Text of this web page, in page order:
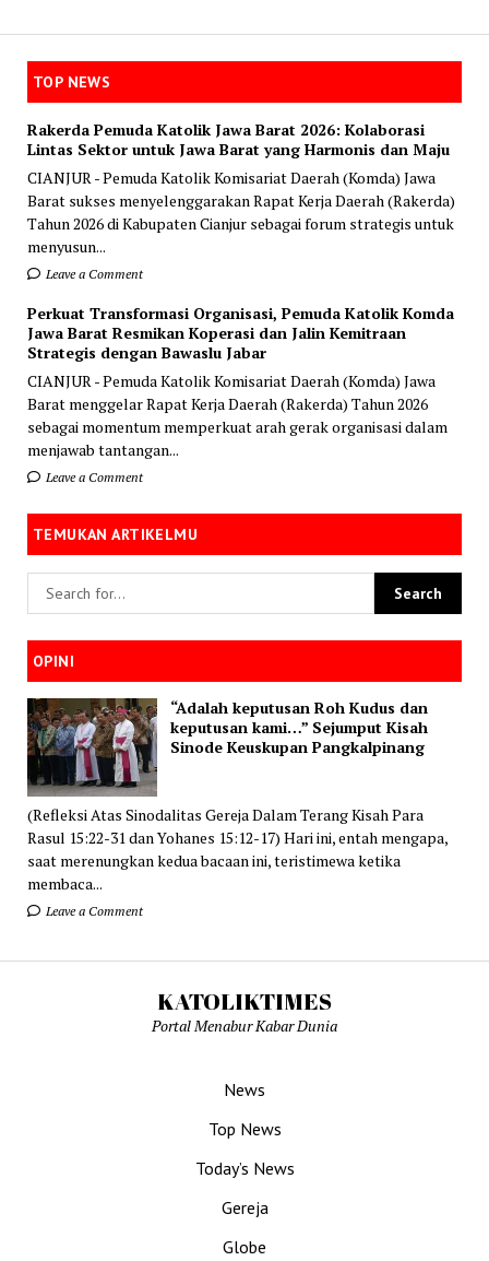
TOP NEWS
Rakerda Pemuda Katolik Jawa Barat 2026: Kolaborasi
Lintas Sektor untuk Jawa Barat yang Harmonis dan Maju
CIANJUR - Pemuda Katolik Komisariat Daerah (Komda) Jawa
Barat sukses menyelenggarakan Rapat Kerja Daerah (Rakerda)
Tahun 2026 di Kabupaten Cianjur sebagai forum strategis untuk
menyusun...
Leave a Comment
Perkuat Transformasi Organisasi, Pemuda Katolik Komda
Jawa Barat Resmikan Koperasi dan Jalin Kemitraan
Strategis dengan Bawaslu Jabar
CIANJUR - Pemuda Katolik Komisariat Daerah (Komda) Jawa
Barat menggelar Rapat Kerja Daerah (Rakerda) Tahun 2026
sebagai momentum memperkuat arah gerak organisasi dalam
menjawab tantangan...
Leave a Comment
TEMUKAN ARTIKELMU
OPINI
“Adalah keputusan Roh Kudus dan
keputusan kami…” Sejumput Kisah
Sinode Keuskupan Pangkalpinang
(Refleksi Atas Sinodalitas Gereja Dalam Terang Kisah Para
Rasul 15:22-31 dan Yohanes 15:12-17) Hari ini, entah mengapa,
saat merenungkan kedua bacaan ini, teristimewa ketika
membaca...
Leave a Comment
KATOLIKTIMES
Portal Menabur Kabar Dunia
News
Top News
Today’s News
Gereja
Globe